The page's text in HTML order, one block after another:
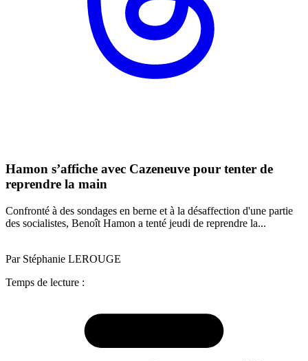
Hamon s’affiche avec Cazeneuve pour tenter de
reprendre la main
Confronté à des sondages en berne et à la désaffection d'une partie
des socialistes, Benoît Hamon a tenté jeudi de reprendre la...
Par Stéphanie LEROUGE
Temps de lecture :